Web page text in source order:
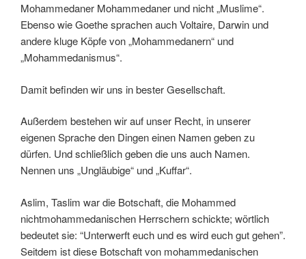
Mohammedaner Mohammedaner und nicht „Muslime“.
Ebenso wie Goethe sprachen auch Voltaire, Darwin und
andere kluge Köpfe von „Mohammedanern“ und
„Mohammedanismus“.
Damit befinden wir uns in bester Gesellschaft.
Außerdem bestehen wir auf unser Recht, in unserer
eigenen Sprache den Dingen einen Namen geben zu
dürfen. Und schließlich geben die uns auch Namen.
Nennen uns „Ungläubige“ und „Kuffar“.
Aslim, Taslim war die Botschaft, die Mohammed
nichtmohammedanischen Herrschern schickte; wörtlich
bedeutet sie: “Unterwerft euch und es wird euch gut gehen”.
Seitdem ist diese Botschaft von mohammedanischen